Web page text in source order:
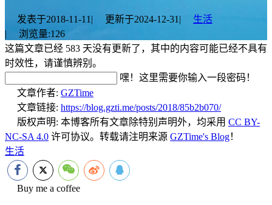
发表于2018-11-11 | 更新于2024-12-31 |
生活
|
浏览量:126
这篇文章已经 583 天没有更新了，其中的内容可能已经不具有
时效性，请谨慎辨别。
嘿！这里需要你输入一段密码！
文章作者: GZTime
文章链接: https://blog.gzti.me/posts/2018/85b2b070/
版权声明: 本博客所有文章除特别声明外，均采用 CC BY-
NC-SA 4.0 许可协议。转载请注明来源 GZTime's Blog！
生活
Buy me a coffee